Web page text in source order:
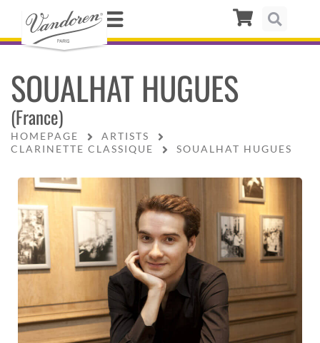
SOUALHAT HUGUES
(France)
HOMEPAGE
ARTISTS
CLARINETTE CLASSIQUE
SOUALHAT HUGUES